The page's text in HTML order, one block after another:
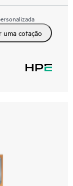
uma cotação